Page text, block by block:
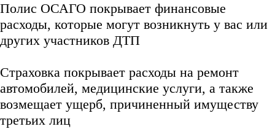
Полис ОСАГО покрывает финансовые
расходы, которые могут возникнуть у вас или
других участников ДТП
Страховка покрывает расходы на ремонт
автомобилей, медицинские услуги, а также
возмещает ущерб, причиненный имуществу
третьих лиц